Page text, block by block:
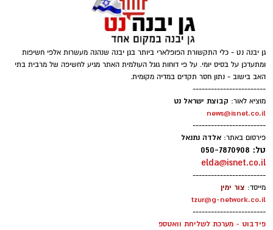
גן יבנה נט - כלי התקשורת הפופלארי ביותר בגן יבנה שנהנה מעשרות אלפי חשיפות
ומתעדכן על בסיס יומי. על פי דוחות גוגל העולמית האתר מגיע לחשיפה של מרבית בתי
האב בישוב - נתון חסר תקדים במדיה מקומית.
------------------------
מוציא לאור: קבוצת ישראל נט
news@isnet.co.il
------------------------
פירסום באתר: אלדה נתנאל
טל: 050-7870908
elda@isnet.co.il
------------------------
מייסד: צור ימין
tzur@g-network.co.il
------------------------
פידבוט - מערכת לשליחת וואטספ